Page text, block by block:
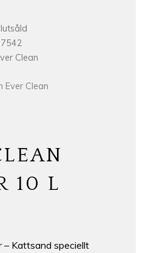
Clean
Ever Clean
10 L
– Kattsand speciellt